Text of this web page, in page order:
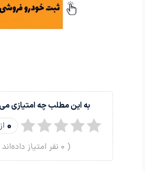
به این مطلب چه امتیازی
0 از 5 امتیاز
(
0 نفر امتیاز